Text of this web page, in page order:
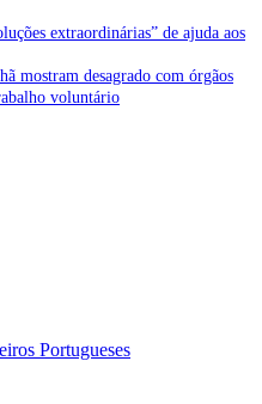
extraordinárias” de ajuda aos
mostram desagrado com órgãos
voluntário